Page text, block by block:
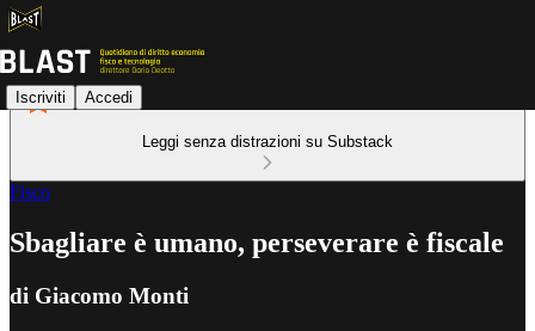
Iscriviti Accedi
Leggi senza distrazioni su Substack
Fisco
Sbagliare è umano, perseverare è fiscale
di Giacomo Monti